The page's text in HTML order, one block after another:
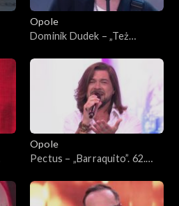
Opole
Dominik Dudek – „Też
Koncert „Premiery”
Opole
Pectus – „Barraquito”. 62.